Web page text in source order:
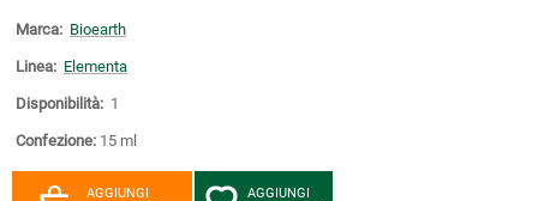
Marca: Bioearth
Linea: Elementa
Disponibilità: 1
Confezione: 15 ml
AGGIUNGI
AGGIUNGI